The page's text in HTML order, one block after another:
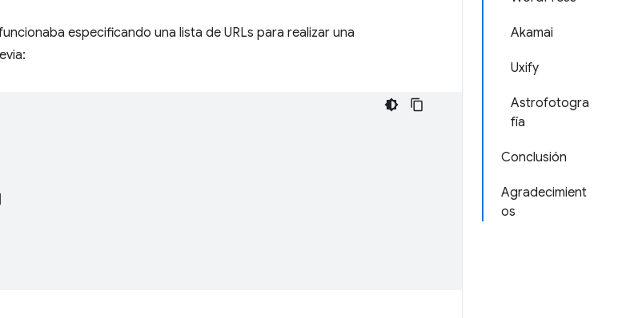
Akamai
Uxify
Astrofotogra
fía
Conclusión
Agradecimient
os
especificando una lista de URLs para realizar una